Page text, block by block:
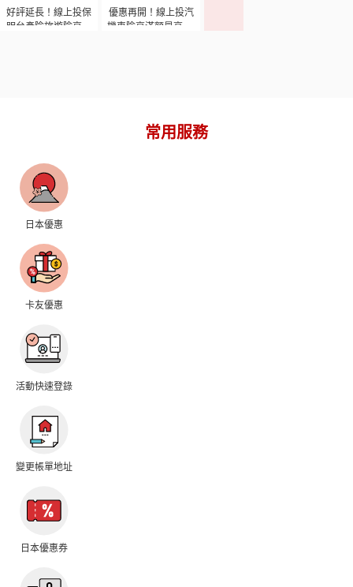
好評延長！線上投保
明台產險旅遊險享最
優惠再開！線上投汽
機車險享滿額最高2%
常用服務
日本優惠
卡友優惠
活動快速登錄
變更帳單地址
日本優惠券